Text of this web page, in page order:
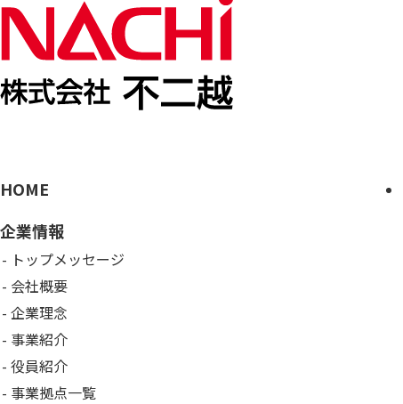
HOME
企業情報
トップメッセージ
会社概要
企業理念
事業紹介
役員紹介
事業拠点一覧